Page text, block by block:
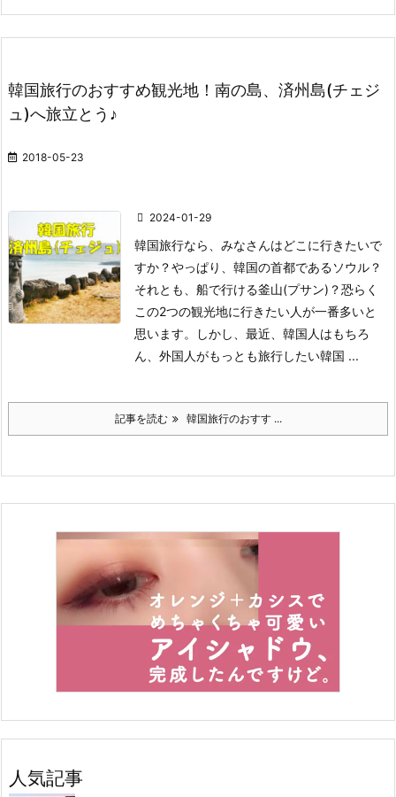
韓国旅行のおすすめ観光地！南の島、済州島(チェジ
ュ)へ旅立とう♪
2018-05-23
2024-01-29
韓国旅行なら、みなさんはどこに行きたいで
すか？やっぱり、韓国の首都であるソウル？
それとも、船で行ける釜山(プサン)？恐らく
この2つの観光地に行きたい人が一番多いと
思います。しかし、最近、韓国人はもちろ
ん、外国人がもっとも旅行したい韓国 ...
記事を読む 韓国旅行のおすす ...
人気記事